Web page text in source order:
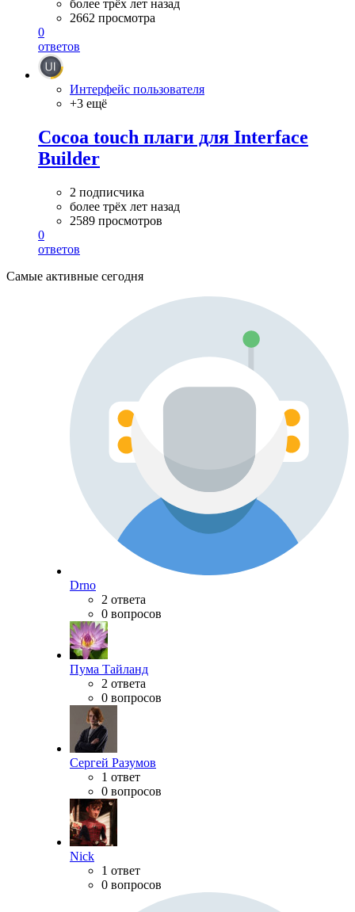
более трёх лет назад
2662 просмотра
0
ответов
Интерфейс пользователя
+3 ещё
Cocoa touch плаги для Interface
Builder
2 подписчика
более трёх лет назад
2589 просмотров
0
ответов
Самые активные сегодня
Drno
2 ответа
0 вопросов
Пума Тайланд
2 ответа
0 вопросов
Сергей Разумов
1 ответ
0 вопросов
Nick
1 ответ
0 вопросов